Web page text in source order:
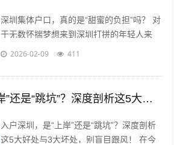
深圳集体户口，真的是“甜蜜的负担”吗？ 对
于无数怀揣梦想来到深圳打拼的年轻人来
说，户口，这个承载着太多福利与身份象征
2026-02-09 411
入户深圳，是“上岸”还是“跳坑”？深度剖析这5大好处与3大坏处，别盲目跟风！
入户深圳，是“上岸”还是“跳坑”？深度剖析
这5大好处与3大坏处，别盲目跟风！ 在今